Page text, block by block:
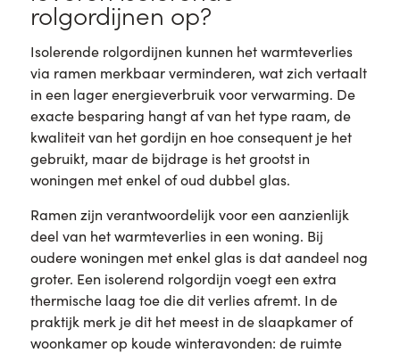
rolgordijnen op?
Isolerende rolgordijnen kunnen het warmteverlies
via ramen merkbaar verminderen, wat zich vertaalt
in een lager energieverbruik voor verwarming. De
exacte besparing hangt af van het type raam, de
kwaliteit van het gordijn en hoe consequent je het
gebruikt, maar de bijdrage is het grootst in
woningen met enkel of oud dubbel glas.
Ramen zijn verantwoordelijk voor een aanzienlijk
deel van het warmteverlies in een woning. Bij
oudere woningen met enkel glas is dat aandeel nog
groter. Een isolerend rolgordijn voegt een extra
thermische laag toe die dit verlies afremt. In de
praktijk merk je dit het meest in de slaapkamer of
woonkamer op koude winteravonden: de ruimte